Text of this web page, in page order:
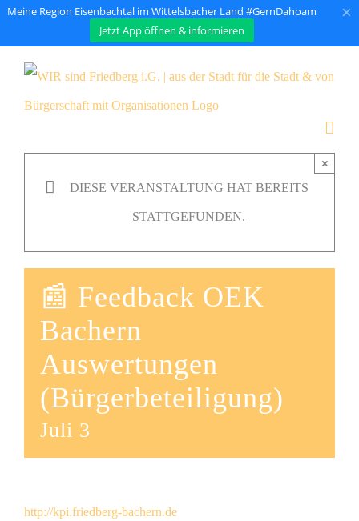
Meine Region Eisenbachtal im Wittelsbacher Land #GernDahoam
Jetzt App öffnen & informieren
×
DIESE VERANSTALTUNG HAT BEREITS
STATTGEFUNDEN.
×
📰 Feedback OEK
Bachern
Auswertungen
(Bürgerbeteiligung)
Juli 3
http://kpi.friedberg-bachern.de